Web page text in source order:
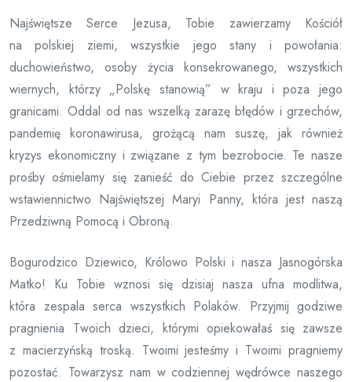
Najświętsze Serce Jezusa, Tobie zawierzamy Kościół
na polskiej ziemi, wszystkie jego stany i powołania:
duchowieństwo, osoby życia konsekrowanego, wszystkich
wiernych, którzy „Polskę stanowią” w kraju i poza jego
granicami. Oddal od nas wszelką zarazę błędów i grzechów,
pandemię koronawirusa, grożącą nam suszę, jak również
kryzys ekonomiczny i związane z tym bezrobocie. Te nasze
prośby ośmielamy się zanieść do Ciebie przez szczególne
wstawiennictwo Najświętszej Maryi Panny, która jest naszą
Przedziwną Pomocą i Obroną.
Bogurodzico Dziewico, Królowo Polski i nasza Jasnogórska
Matko! Ku Tobie wznosi się dzisiaj nasza ufna modlitwa,
która zespala serca wszystkich Polaków. Przyjmij godziwe
pragnienia Twoich dzieci, którymi opiekowałaś się zawsze
z macierzyńską troską. Twoimi jesteśmy i Twoimi pragniemy
pozostać. Towarzysz nam w codziennej wędrówce naszego